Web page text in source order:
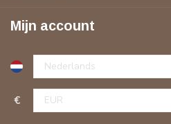
Mijn account
€